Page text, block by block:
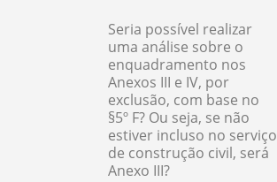
Seria possível realizar
uma análise sobre o
enquadramento nos
Anexos III e IV, por
exclusão, com base no
§5º F? Ou seja, se não
estiver incluso no serviço
de construção civil, será
Anexo III?